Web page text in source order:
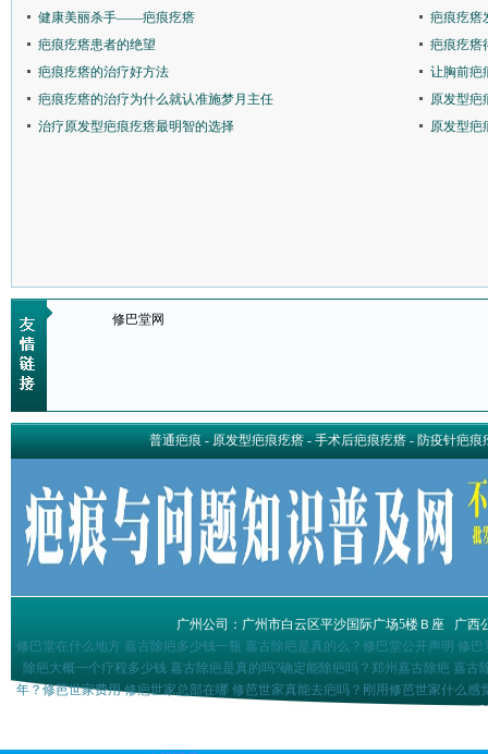
健康美丽杀手——疤痕疙瘩
疤痕疙瘩
疤痕疙瘩患者的绝望
疤痕疙瘩
疤痕疙瘩的治疗好方法
让胸前疤
疤痕疙瘩的治疗为什么就认准施梦月主任
原发型疤
治疗原发型疤痕疙瘩最明智的选择
原发型疤
修巴堂网
普通疤痕- 原发型疤痕疙瘩- 手术后疤痕疙瘩- 防疫针疤痕
广州公司：广州市白云区平沙国际广场5楼Ｂ座
广西
修巴堂在什么地方 嘉古除疤多少钱一瓶 嘉古除疤是真的么？修巴堂公开声明 修
除疤大概一个疗程多少钱 嘉古除疤是真的吗?确定能除疤吗？郑州嘉古除疤 嘉
年？修芭世家费用 修疤世家总部在哪 修芭世家真能去疤吗？刚用修芭世家什么